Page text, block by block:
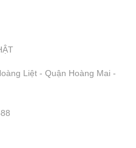
Liệt - Quận Hoàng Mai -